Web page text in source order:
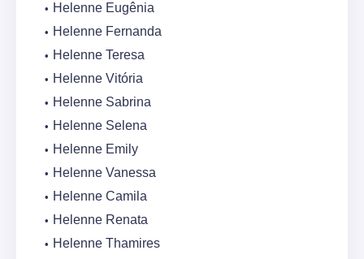
Helenne Eugênia
Helenne Fernanda
Helenne Teresa
Helenne Vitória
Helenne Sabrina
Helenne Selena
Helenne Emily
Helenne Vanessa
Helenne Camila
Helenne Renata
Helenne Thamires